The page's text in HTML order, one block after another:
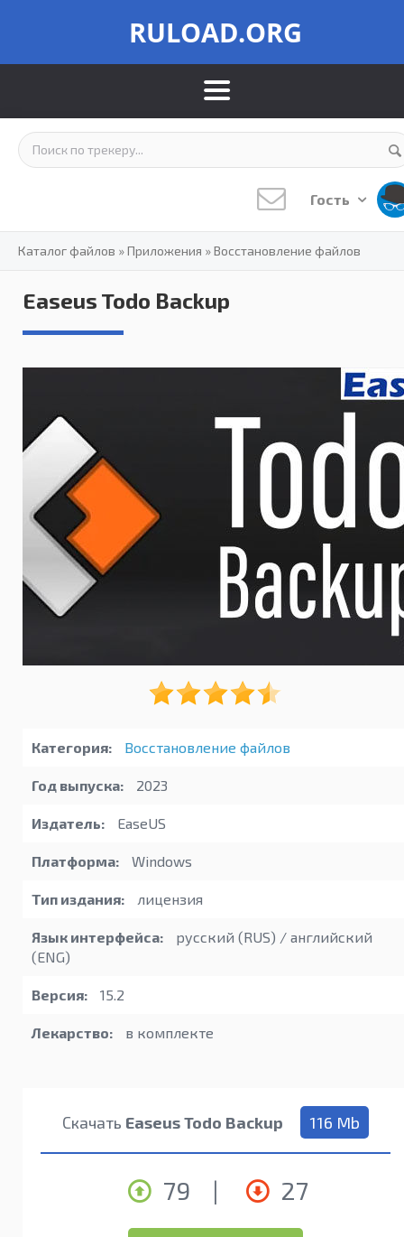
RULOAD.ORG
Гость
Каталог файлов »Приложения »Восстановление файлов
Easeus Todo Backup
Категория: Восстановление файлов
Год выпуска: 2023
Издатель: EaseUS
Платформа: Windows
Тип издания: лицензия
Язык интерфейса:
русский (RUS) / английский
(ENG)
Версия: 15.2
Лекарство: в комплекте
Скачать Easeus Todo Backup 116 Mb
79 | 27